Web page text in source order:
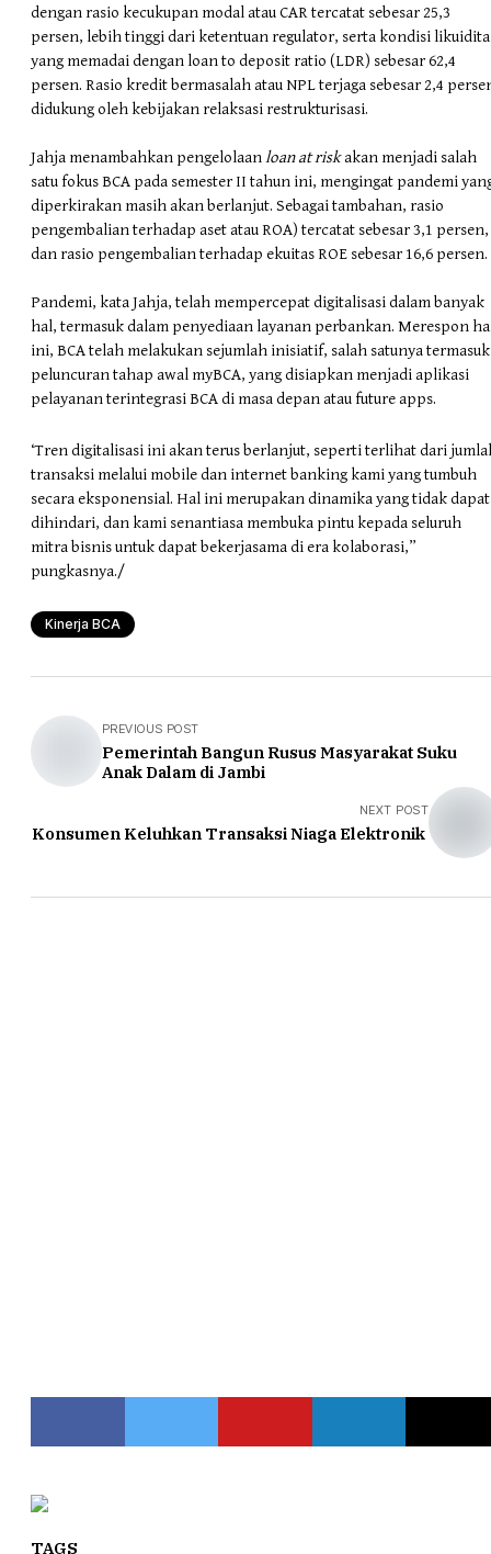
dengan rasio kecukupan modal atau CAR tercatat sebesar 25,3
persen, lebih tinggi dari ketentuan regulator, serta kondisi
yang memadai dengan loan to deposit ratio (LDR) sebesar 62,4
persen. Rasio kredit bermasalah atau NPL terjaga sebesar 2,4
didukung oleh kebijakan relaksasi restrukturisasi.
Jahja menambahkan pengelolaanloan at riskakan menjadi salah
satu fokus BCA pada semester II tahun ini, mengingat pandemi
diperkirakan masih akan berlanjut. Sebagai tambahan, rasio
pengembalian terhadap aset atau ROA) tercatat sebesar 3,1 persen,
dan rasio pengembalian terhadap ekuitas ROE sebesar 16,6 persen.
Pandemi, kata Jahja, telah mempercepat digitalisasi dalam banyak
hal, termasuk dalam penyediaan layanan perbankan. Merespon
ini, BCA telah melakukan sejumlah inisiatif, salah satunya termasuk
peluncuran tahap awal myBCA, yang disiapkan menjadi aplikasi
pelayanan terintegrasi BCA di masa depan atau future apps.
‘Tren digitalisasi ini akan terus berlanjut, seperti terlihat dari
transaksi melalui mobile dan internet banking kami yang tumbuh
secara eksponensial. Hal ini merupakan dinamika yang tidak dapat
dihindari, dan kami senantiasa membuka pintu kepada seluruh
mitra bisnis untuk dapat bekerjasama di era kolaborasi,”
pungkasnya./
Kinerja BCA
PREVIOUS POST
Pemerintah Bangun Rusus Masyarakat Suku
Anak Dalam di Jambi
NEXT POST
Konsumen Keluhkan Transaksi Niaga Elektronik
TAGS